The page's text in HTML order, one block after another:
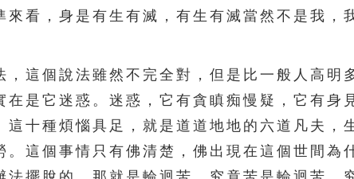
看，身是有生有滅，有生有滅當然不是我，
個說法雖然不完全對，但是比一般人高明
是它迷惑。迷惑，它有貪瞋痴慢疑，它有身
十種煩惱具足，就是道道地地的六道凡夫，
這個事情只有佛清楚，佛出現在這個世間為